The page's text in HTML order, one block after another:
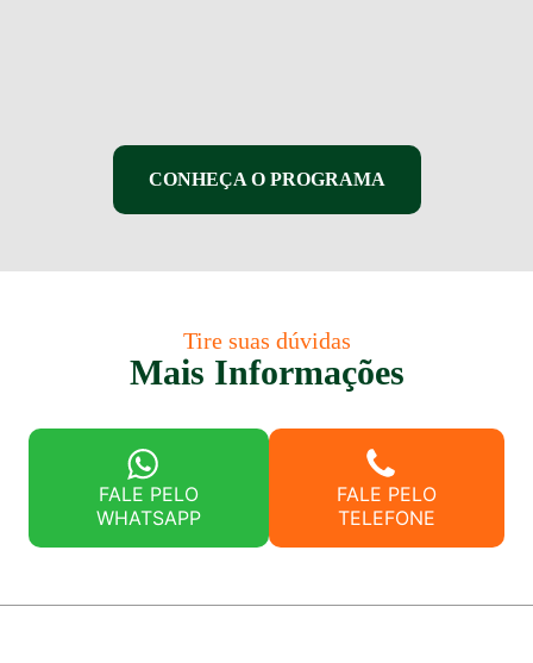
CONHEÇA O PROGRAMA
Tire suas dúvidas
Mais Informações
FALE PELO
WHATSAPP
FALE PELO
TELEFONE